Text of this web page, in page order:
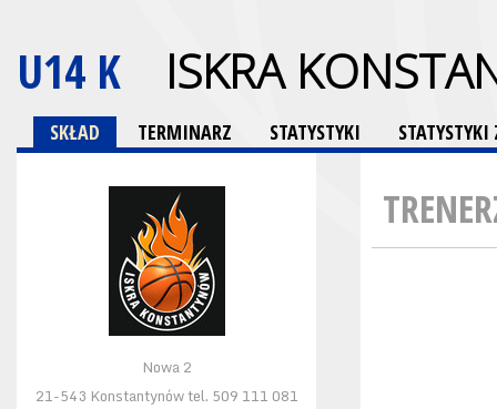
U14 K ISKRA
SKŁAD TERMINARZ STATYSTYKI
Nowa 2
21-543 Konstantynów tel. 509 111 081